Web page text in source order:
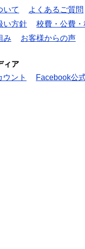
いて
よくあるご質問
い方針
校費・公費
み
お客様からの声
ィア
ント
Facebook公